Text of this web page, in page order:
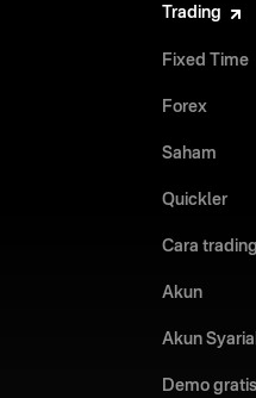
Trading
Fixed Time
Forex
Saham
Quickler
Cara trading
Akun
Akun
Demo gratis